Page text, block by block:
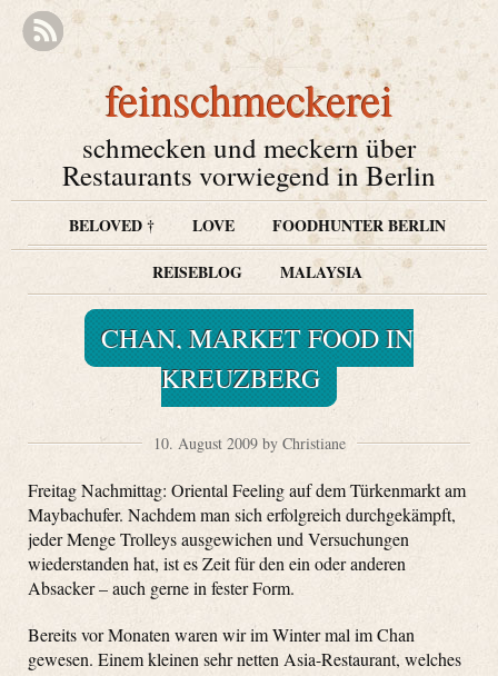
feinschmeckerei
schmecken und meckern über
Restaurants vorwiegend in Berlin
BELOVED † LOVE
FOODHUNTER BERLIN
REISEBLOG
MALAYSIA
CHAN, MARKET FOOD IN
KREUZBERG
10. August 2009 by Christiane
Freitag Nachmittag: Oriental Feeling auf dem Türkenmarkt am
Maybachufer. Nachdem man sich erfolgreich durchgekämpft,
jeder Menge Trolleys ausgewichen und Versuchungen
wiederstanden hat, ist es Zeit für den ein oder anderen
Absacker – auch gerne in fester Form.
Bereits vor Monaten waren wir im Winter mal im Chan
gewesen. Einem kleinen sehr netten Asia-Restaurant, welches